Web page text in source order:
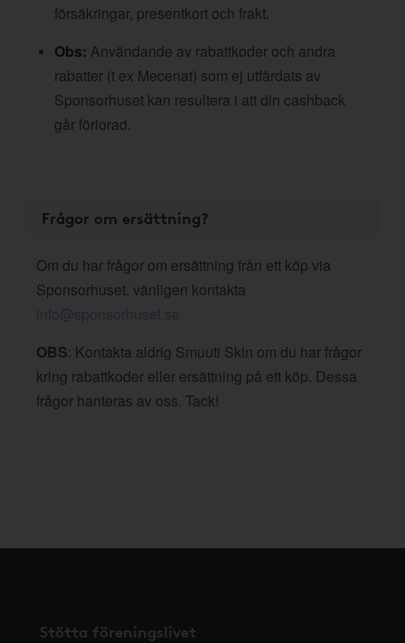
försäkringar, presentkort och frakt.
Obs: Användande av rabattkoder och andra
rabatter (t ex Mecenat) som ej utfärdats av
Sponsorhuset kan resultera i att din cashback
går förlorad.
Frågor om ersättning?
Om du har frågor om ersättning från ett köp via
Sponsorhuset, vänligen kontakta
info@sponsorhuset.se
OBS: Kontakta aldrig Smuuti Skin om du har frågor
kring rabattkoder eller ersättning på ett köp. Dessa
frågor hanteras av oss. Tack!
Stötta föreningslivet